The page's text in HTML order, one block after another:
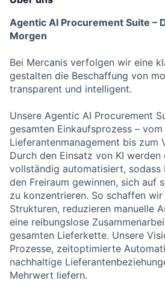
Agentic AI Procurement Suite –
Morgen
Bei Mercanis verfolgen wir eine
gestalten die Beschaffung von
transparent und intelligent.
Unsere Agentic AI Procurement
gesamten Einkaufsprozess –
Lieferantenmanagement bis zum
Durch den Einsatz von KI
vollständig automatisiert, sodass
den Freiraum gewinnen, sich auf
zu konzentrieren. So schaffen
Strukturen, reduzieren manuelle
eine reibungslose
gesamten Lieferkette. Unsere
Prozesse, zeitoptimierte
nachhaltige
Mehrwert liefern.